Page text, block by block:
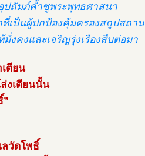
ปถัมภ์ค้ำชูพระพุทธศาสนา
เป็นผู้ปกป้องคุ้มครองสถูปสถาน
งคงและเจริญรุ่งเรืองสืบต่อมา
ตียน
งเตียนนั้น
”
วัดโพธิ์